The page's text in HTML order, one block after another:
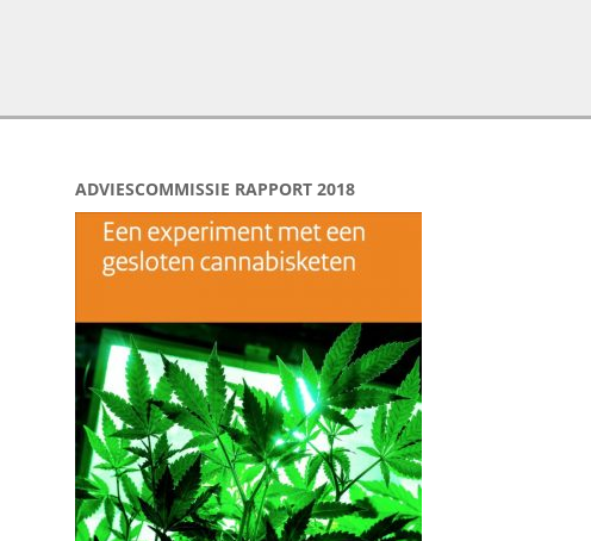
ADVIESCOMMISSIE RAPPORT 2018